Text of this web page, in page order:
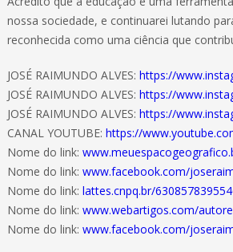
nossa sociedade, e continuarei lutando
reconhecida como uma ciência que
JOSÉ RAIMUNDO ALVES:https://
JOSÉ RAIMUNDO ALVES:https://
JOSÉ RAIMUNDO ALVES:https://
CANAL YOUTUBE:https://
Nome do link:
Nome do link:www.facebook.com/
Nome do link:lattes.cnpq.br/
Nome do link:www.webartigos.com/
Nome do link:www.facebook.com/